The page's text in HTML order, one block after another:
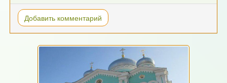
Добавить комментарий